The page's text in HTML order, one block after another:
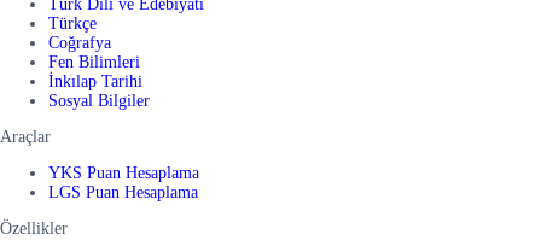
Türk Dili ve Edebiyatı
Türkçe
Coğrafya
Fen Bilimleri
İnkılap Tarihi
Sosyal Bilgiler
Araçlar
YKS Puan Hesaplama
LGS Puan Hesaplama
Özellikler